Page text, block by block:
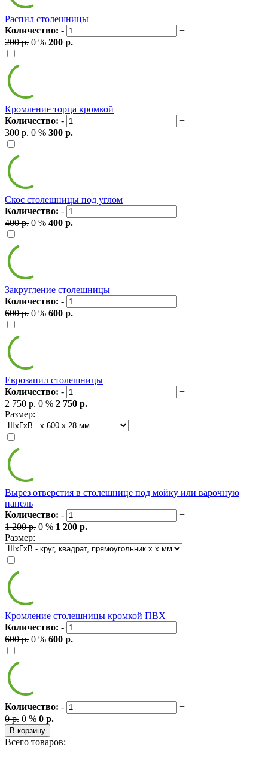
Распил столешницы
Количество: -
+
200 р. 0 % 200 р.
Кромление торца кромкой
Количество: -
+
300 р. 0 % 300 р.
Скос столешницы под углом
Количество: -
+
400 р. 0 % 400 р.
Закругление столешницы
Количество: -
+
600 р. 0 % 600 р.
Еврозапил столешницы
Количество: -
+
2 750 р. 0 % 2 750 р.
Размер:
Вырез отверстия в столешнице под мойку или варочную
панель
Количество: -
+
1 200 р. 0 % 1 200 р.
Размер:
Кромление столешницы кромкой ПВХ
Количество: -
+
600 р. 0 % 600 р.
Количество: -
+
0 р. 0 % 0 р.
В корзину
Всего товаров: